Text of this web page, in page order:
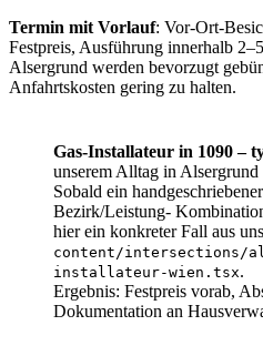
Termin mit Vorlauf: Vor-Ort-
Festpreis, Ausführung innerhalb
Alsergrund werden bevorzugt
Anfahrtskosten gering zu halten.
Gas-Installateur in 1090 –
unserem Alltag in Alsergrund
Sobald ein
Bezirk/Leistung-
hier ein konkreter Fall aus
content/intersections/
installateur-wien .tsx.
Ergebnis: Festpreis vorab,
Dokumentation an